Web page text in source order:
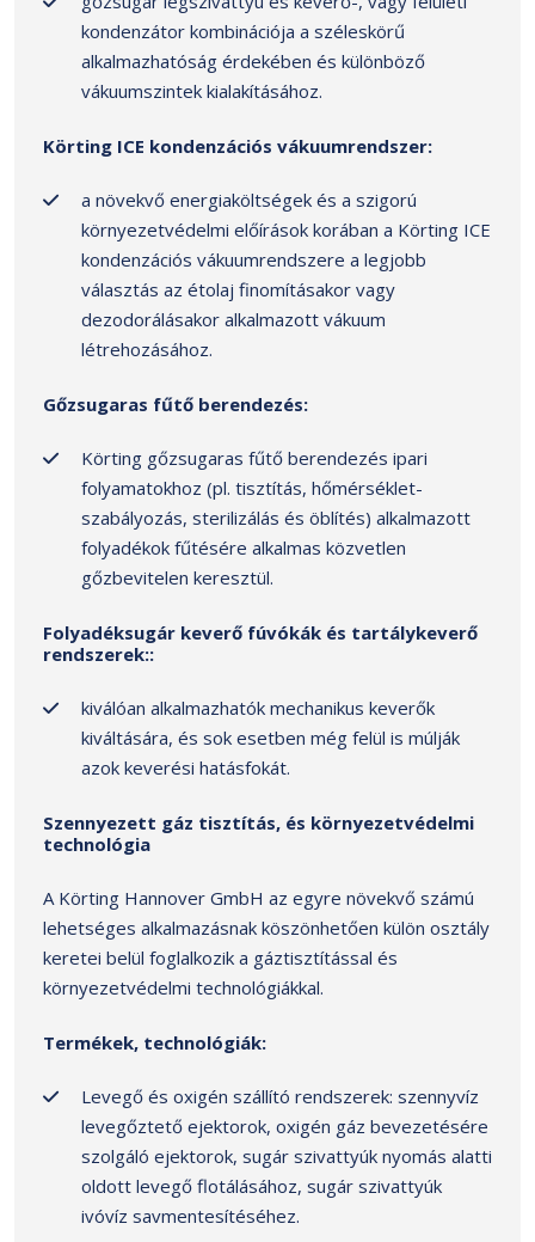
kondenzátor kombinációja a széleskörű
alkalmazhatóság érdekében és különböző
vákuumszintek kialakításához.
Körting ICE kondenzációs vákuumrendszer:
a növekvő energiaköltségek és a szigorú
környezetvédelmi előírások korában a Körting ICE
kondenzációs vákuumrendszere a legjobb
választás az étolaj finomításakor vagy
dezodorálásakor alkalmazott vákuum
létrehozásához.
Gőzsugaras fűtő berendezés:
Körting gőzsugaras fűtő berendezés ipari
folyamatokhoz (pl. tisztítás, hőmérséklet-
szabályozás, sterilizálás és öblítés) alkalmazott
folyadékok fűtésére alkalmas közvetlen
gőzbevitelen keresztül.
Folyadéksugár keverő fúvókák és tartálykeverő
rendszerek::
kiválóan alkalmazhatók mechanikus keverők
kiváltására, és sok esetben még felül is múlják
azok keverési hatásfokát.
Szennyezett gáz tisztítás, és környezetvédelmi
technológia
A Körting Hannover GmbH az egyre növekvő számú
lehetséges alkalmazásnak köszönhetően külön osztály
keretei belül foglalkozik a gáztisztítással és
környezetvédelmi technológiákkal.
Termékek, technológiák:
Levegő és oxigén szállító rendszerek: szennyvíz
levegőztető ejektorok, oxigén gáz bevezetésére
szolgáló ejektorok, sugár szivattyúk nyomás alatti
oldott levegő flotálásához, sugár szivattyúk
ivóvíz savmentesítéséhez.